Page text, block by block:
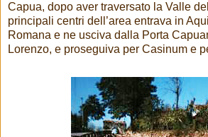
Capua, dopo aver traversato la Valle
principali centri dell’area entrava in
Romana e ne usciva dalla Porta
Lorenzo, e proseguiva per Casinum e